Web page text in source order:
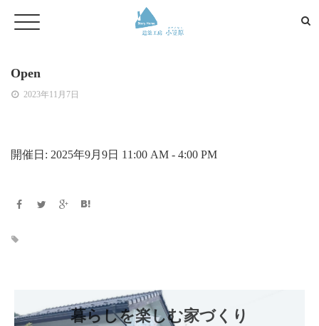
Open
2023年11月7日
開催日: 2025年9月9日 11:00 AM - 4:00 PM
暮らしを楽しむ家づくり